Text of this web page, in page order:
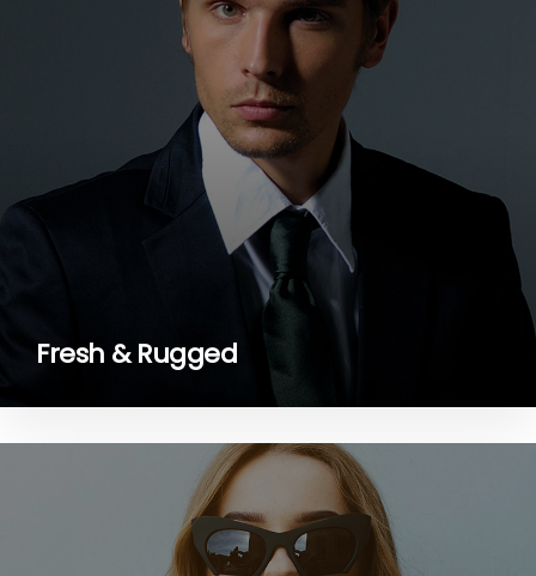
Fresh & Rugged